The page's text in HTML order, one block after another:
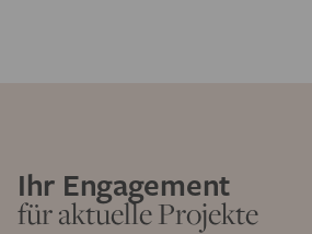
Ihr Engagement
für aktuelle Projekte